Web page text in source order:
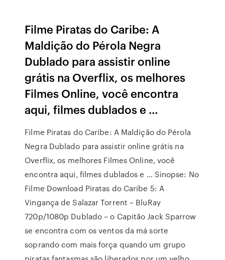
Filme Piratas do Caribe: A
Maldição do Pérola Negra
Dublado para assistir online
grátis na Overflix, os melhores
Filmes Online, você encontra
aqui, filmes dublados e …
Filme Piratas do Caribe: A Maldição do Pérola
Negra Dublado para assistir online grátis na
Overflix, os melhores Filmes Online, você
encontra aqui, filmes dublados e … Sinopse: No
Filme Download Piratas do Caribe 5: A
Vingança de Salazar Torrent – BluRay
720p/1080p Dublado – o Capitão Jack Sparrow
se encontra com os ventos da má sorte
soprando com mais força quando um grupo